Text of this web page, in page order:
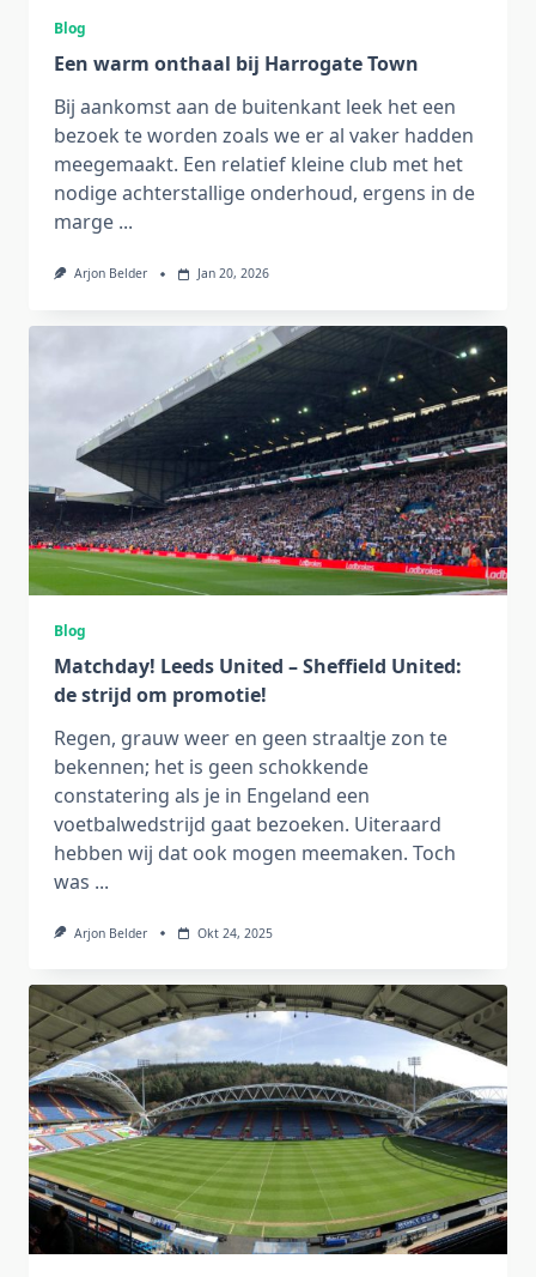
Blog
Een warm onthaal bij Harrogate Town
Bij aankomst aan de buitenkant leek het een
bezoek te worden zoals we er al vaker hadden
meegemaakt. Een relatief kleine club met het
nodige achterstallige onderhoud, ergens in de
marge ...
Arjon Belder Jan 20, 2026
Blog
Matchday! Leeds United – Sheffield United:
de strijd om promotie!
Regen, grauw weer en geen straaltje zon te
bekennen; het is geen schokkende
constatering als je in Engeland een
voetbalwedstrijd gaat bezoeken. Uiteraard
hebben wij dat ook mogen meemaken. Toch
was ...
Arjon Belder Okt 24, 2025